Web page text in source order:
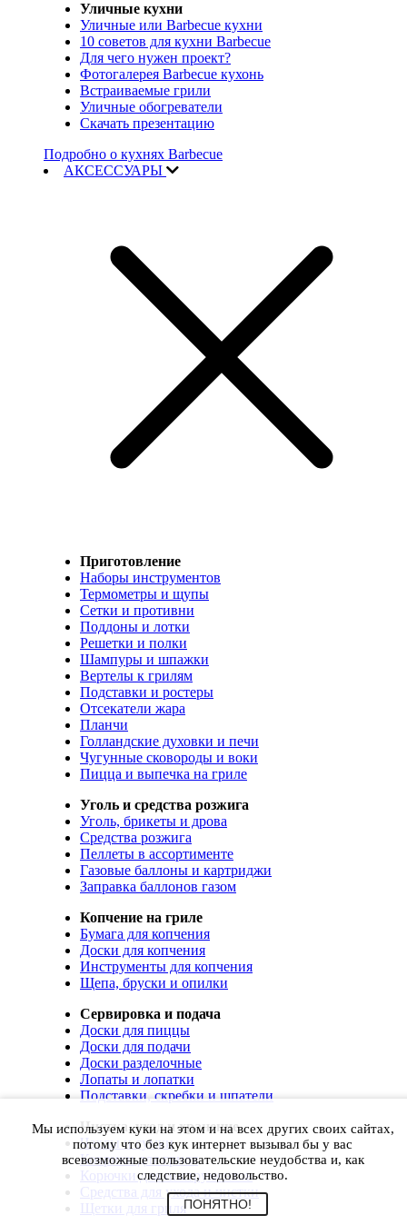
Уличные кухни
Уличные или Barbecue кухни
10 советов для кухни Barbecue
Для чего нужен проект?
Фотогалерея Barbecue кухонь
Встраиваемые грили
Уличные обогреватели
Скачать презентацию
Подробно о кухнях Barbecue
АКСЕССУАРЫ
Приготовление
Наборы инструментов
Термометры и щупы
Сетки и противни
Поддоны и лотки
Решетки и полки
Шампуры и шпажки
Вертелы к грилям
Подставки и ростеры
Отсекатели жара
Планчи
Голландские духовки и печи
Чугунные сковороды и воки
Пицца и выпечка на гриле
Уголь и средства розжига
Уголь, брикеты и дрова
Средства розжига
Пеллеты в ассортименте
Газовые баллоны и картриджи
Заправка баллонов газом
Копчение на гриле
Бумага для копчения
Доски для копчения
Инструменты для копчения
Щепа, бруски и опилки
Сервировка и подача
Доски для пиццы
Доски для подачи
Доски разделочные
Лопаты и лопатки
Подставки, скребки и шпатели
Чистка, уход и хранение
Чехлы и сумки
Коврики для гриля
Корючки для инструментов
Средства для ухода и чистки
Щетки для гриля
Мы используем куки на этом и на всех других своих сайтах,
потому что без кук интернет вызывал бы у вас
всевозможные пользовательские неудобства и, как
следствие, недовольство.
ПОНЯТНО!